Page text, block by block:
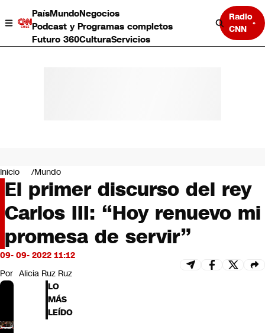
PaísMundoNegocios
Podcast y Programas completos
Futuro 360CulturaServicios
Radio
CNN
Negocios
Deportes
Programas completos
Cultura
Servicios
Bits
CNN tiempo
Futuro 360
Opinión
Inicio Mundo
El primer discurso del rey
Carlos III: “Hoy renuevo mi
promesa de servir”
09- 09- 2022 11:12
Por Alicia Ruz Ruz
LO
MÁS
LEÍDO